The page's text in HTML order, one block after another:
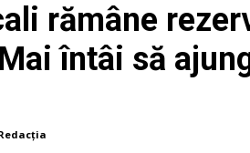
rămâne
întâi să